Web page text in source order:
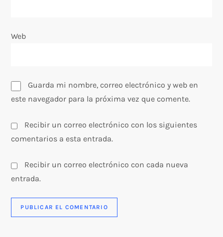
d
s
Web
Guarda mi nombre, correo electrónico y web en
este navegador para la próxima vez que comente.
Recibir un correo electrónico con los siguientes
comentarios a esta entrada.
Recibir un correo electrónico con cada nueva
entrada.